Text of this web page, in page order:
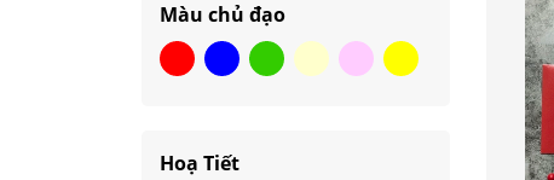
Màu chủ đạo
Hoạ Tiết